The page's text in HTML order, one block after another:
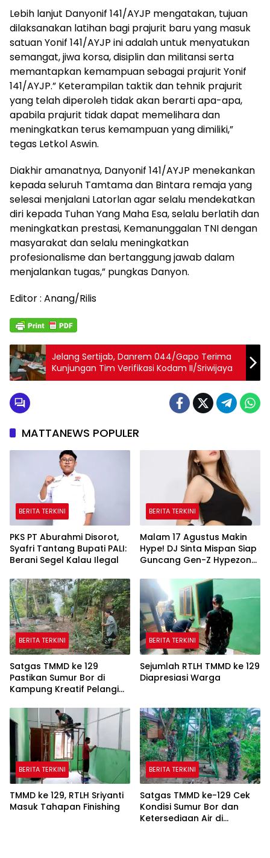
Lebih lanjut Danyonif 141/AYJP mengatakan, tujuan
dilaksanakan latihan bagi prajurit baru yang masuk
satuan Yonif 141/AYJP ini adalah untuk menyatukan
semangat, jiwa korsa, disiplin dan militansi serta
memantapkan kemampuan sebagai prajurit Yonif
141/AYJP.” Keterampilan taktik dan tehnik prajurit
yang telah diperoleh tidak akan berarti apa-apa,
apabila prajurit tidak dapat memelihara dan
meningkatkan terus kemampuan yang dimiliki,”
tegas Letkol Aswin.
Diakhir amanatnya, Danyonif 141/AYJP menekankan
kepada seluruh Tamtama dan Bintara remaja yang
selesai menjalani Latorlan agar selalu mendekatkan
diri kepada Tuhan Yang Maha Esa, selalu berlatih dan
meningkatkan prestasi, Kemanunggalan TNI dengan
masyarakat dan selalu meningkatkan
profesionalisme dan bertanggung jawab dalam
menjalankan tugas,” pungkas Danyon.
Editor : Anang/Rilis
Jelang Sertijab, Danrem 044/Gapo Terima
Kunjungan Tim Verifikasi Kodam II/Sriwijaya
MATTANEWS POPULER
BERITA TERKINI
PKS PT Aburahmi Disorot,
Syafri Tantang Bupati PALI:
Berani Segel Kalau Ilegal
BERITA TERKINI
Malam 17 Agustus Makin
Hype! DJ Sinta Mispan Siap
Guncang Gen-Z Hypezone
BERITA TERKINI
Satgas TMMD ke 129
Pastikan Sumur Bor di
Kampung Kreatif Pelangi
BERITA TERKINI
Sejumlah RTLH TMMD ke 129
Diapresiasi Warga
BERITA TERKINI
TMMD ke 129, RTLH Sriyanti
Masuk Tahapan Finishing
BERITA TERKINI
Satgas TMMD ke-129 Cek
Kondisi Sumur Bor dan
Ketersediaan Air di